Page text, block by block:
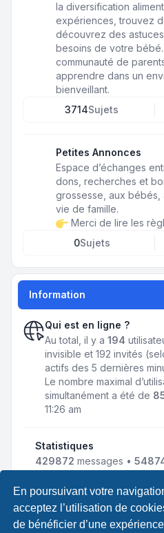
En poursuivant votre
acceptez l’utilisation de
de bénéficier d’une
la diversification
expériences, trouvez
découvrez des
besoins de votre
communauté de
apprendre dans un
bienveillant.
3714Sujets
Petites Annonces
Espace d’échanges
dons, recherches et
grossesse, aux bébés,
vie de famille.
Merci de lire les
0Sujets
Information
Qui est en ligne ?
Au total, il y a 194
invisible et 192 invités
actifs des 5 dernières
Le nombre maximal
simultanément a été de
11:26 am
Statistiques
429872 messages •